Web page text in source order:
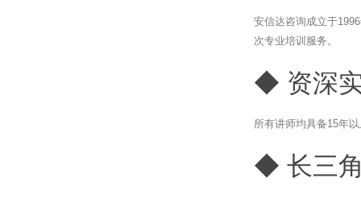
安信达咨询成立于
次专业培训服务。
◆ 资深
所有讲师均具备15年
◆ 长三